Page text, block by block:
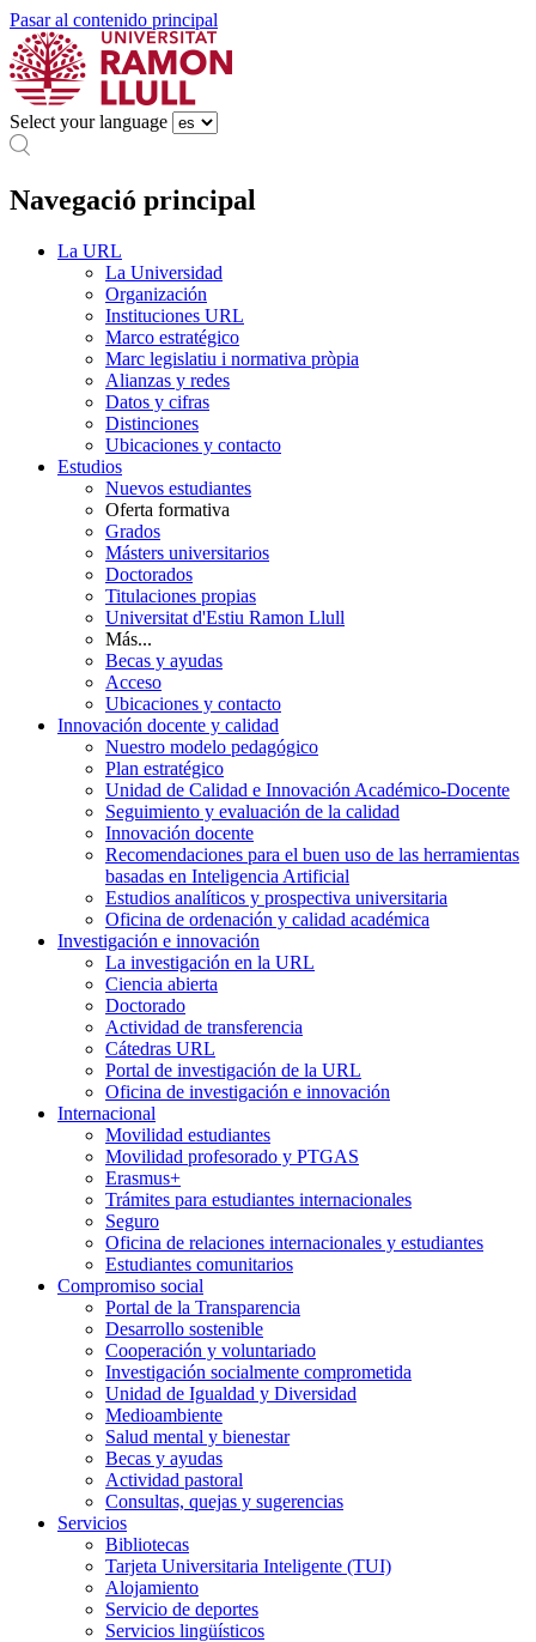
Pasar al contenido principal
Select your language
Navegació principal
La URL
La Universidad
Organización
Instituciones URL
Marco estratégico
Marc legislatiu i normativa pròpia
Alianzas y redes
Datos y cifras
Distinciones
Ubicaciones y contacto
Estudios
Nuevos estudiantes
Oferta formativa
Grados
Másters universitarios
Doctorados
Titulaciones propias
Universitat d'Estiu Ramon Llull
Más...
Becas y ayudas
Acceso
Ubicaciones y contacto
Innovación docente y calidad
Nuestro modelo pedagógico
Plan estratégico
Unidad de Calidad e Innovación Académico-Docente
Seguimiento y evaluación de la calidad
Innovación docente
Recomendaciones para el buen uso de las herramientas
basadas en Inteligencia Artificial
Estudios analíticos y prospectiva universitaria
Oficina de ordenación y calidad académica
Investigación e innovación
La investigación en la URL
Ciencia abierta
Doctorado
Actividad de transferencia
Cátedras URL
Portal de investigación de la URL
Oficina de investigación e innovación
Internacional
Movilidad estudiantes
Movilidad profesorado y PTGAS
Erasmus+
Trámites para estudiantes internacionales
Seguro
Oficina de relaciones internacionales y estudiantes
Estudiantes comunitarios
Compromiso social
Portal de la Transparencia
Desarrollo sostenible
Cooperación y voluntariado
Investigación socialmente comprometida
Unidad de Igualdad y Diversidad
Medioambiente
Salud mental y bienestar
Becas y ayudas
Actividad pastoral
Consultas, quejas y sugerencias
Servicios
Bibliotecas
Tarjeta Universitaria Inteligente (TUI)
Alojamiento
Servicio de deportes
Servicios lingüísticos